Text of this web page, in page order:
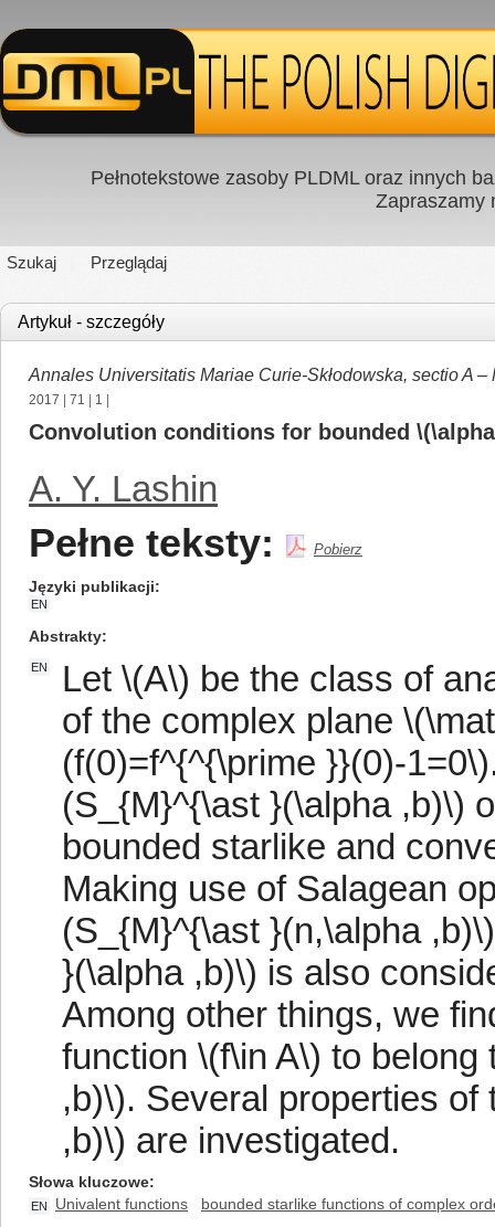
Pełnotekstowe zasoby PLDML oraz innych
Zapraszamy
Szukaj Przeglądaj
Artykuł - szczegóły
Annales Universitatis Mariae Curie-Skłodowska, sectio A –
2017 71 1
Convolution conditions for bounded
A. Y. Lashin
Pełne teksty: Pobierz
Języki publikacji
EN
Abstrakty
EN
Let \(A\) be the class of
of the complex plane
(f(0)=f^{^{\prime }}(0)-
(S_{M}^{\ast }(\alpha ,b)\)
bounded starlike and
Making use of Salagean
(S_{M}^{\ast }(n,\alpha
}(\alpha ,b)\) is also
Among other things, we
function \(f\in A\) to
,b)\). Several properties
,b)\) are investigated.
Słowa kluczowe
EN Univalent functions
bounded starlike functions of complex